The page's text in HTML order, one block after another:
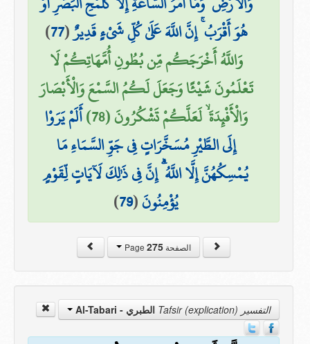
هُوَ أَقْرَبُ ۚ إِنَّ اللَّهَ عَلَىٰ كُلِّ شَيْءٍ قَدِيرٌ(
77
)
وَاللَّهُ أَخْرَجَكُم مِّن بُطُونِ أُمَّهَاتِكُمْ لَا
تَعْلَمُونَ شَيْئًا وَجَعَلَ لَكُمُ السَّمْعَ وَالْأَبْصَارَ
وَالْأَفْئِدَةَ ۙ لَعَلَّكُمْ تَشْكُرُونَ (78)
أَلَمْ يَرَوْا
إِلَى الطَّيْرِ مُسَخَّرَاتٍ فِي جَوِّ السَّمَاءِ مَا
يُمْسِكُهُنَّ إِلَّا اللَّهُ ۗ إِنَّ فِي ذَٰلِكَ لَآيَاتٍ لِّقَوْمٍ
يُؤْمِنُونَ(
79
)
الصفحة Page275
التفسير Tafsir (explication) الطبري - Al-Tabari